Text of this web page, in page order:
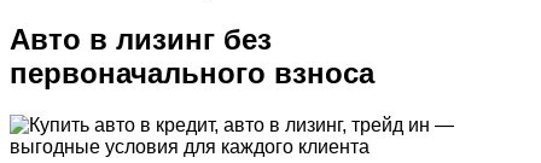
Авто в лизинг без
первоначального взноса